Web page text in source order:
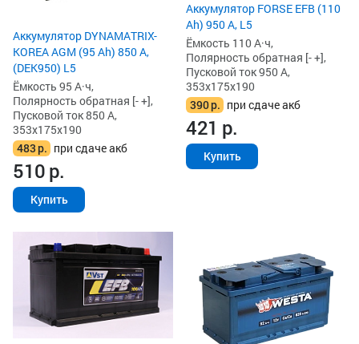
Аккумулятор DYNAMATRIX-
KOREA AGM (95 Ah) 850 А,
(DEK950) L5
Ёмкость 95 А·ч,
Полярность обратная [- +],
Пусковой ток 850 А,
353x175x190
483р. при сдаче акб
510р.
Купить
Аккумулятор FORSE EFB (110
Ah) 950 А, L5
Ёмкость 110 А·ч,
Полярность обратная [- +],
Пусковой ток 950 А,
353x175x190
390р. при сдаче акб
421 р.
Купить